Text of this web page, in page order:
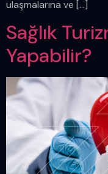
ulaşmalarına ve […]
Sağlık
Yapabilir?